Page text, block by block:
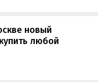
новый
любой